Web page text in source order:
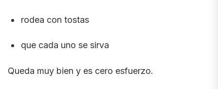
rodea con tostas
que cada uno se sirva
Queda muy bien y es cero esfuerzo.